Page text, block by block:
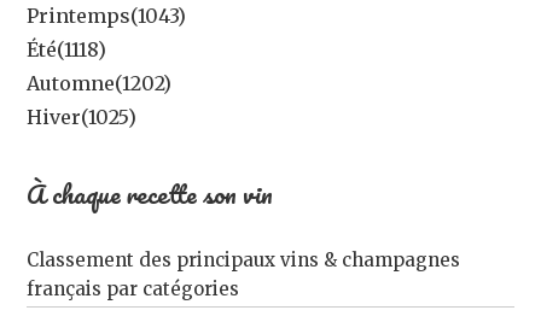
Printemps(1043)
Été(1118)
Automne(1202)
Hiver(1025)
À chaque recette son vin
Classement des principaux vins & champagnes
français par catégories